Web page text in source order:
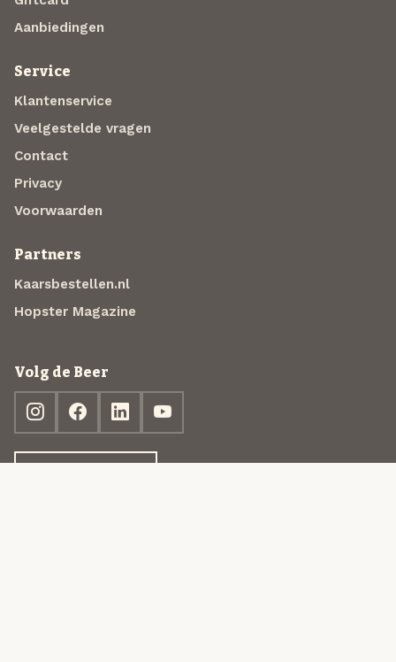
Aanbiedingen
Service
Klantenservice
Veelgestelde vragen
Contact
Privacy
Voorwaarden
Partners
Kaarsbestellen.nl
Hopster Magazine
Volg de Beer